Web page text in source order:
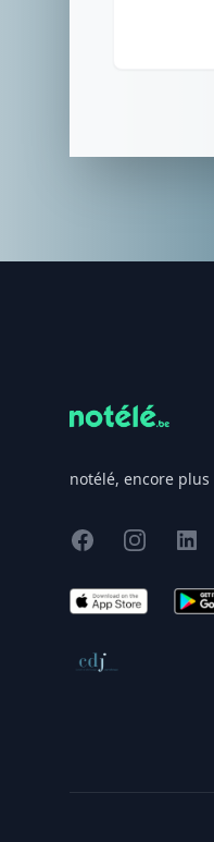
notélé, encore
FacebookInstagram
X
App Store
Conseil de